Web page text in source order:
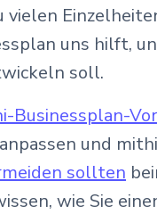
vielen
uns hilft,
soll.
Businessplan-
und
sollten
wie Sie